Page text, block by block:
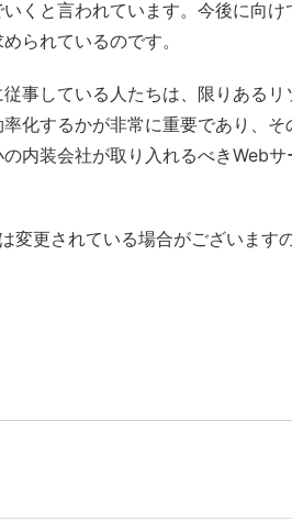
くと言われています。今後に向
られているのです。
事している人たちは、限りある
化するかが非常に重要であり、
内装会社が取り入れるべきWeb
変更されている場合がございます